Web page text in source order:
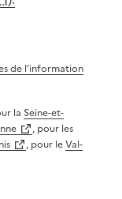
de l’information
la Seine-et-
, pour les
, pour leVal-